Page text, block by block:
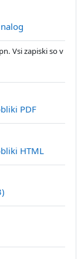
Vsi zapiski so v
PDF
HTML